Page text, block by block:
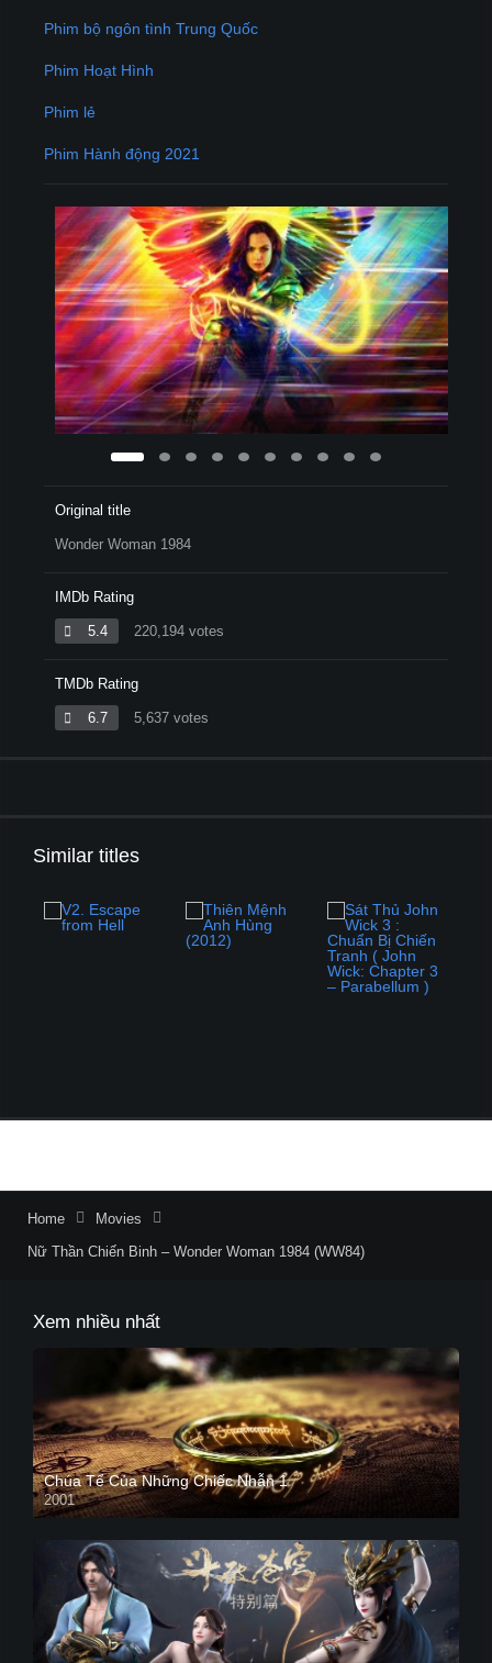
Phim bộ ngôn tình Trung Quốc
Phim Hoạt Hình
Phim lẻ
Phim Hành động 2021
Original title
Wonder Woman 1984
IMDb Rating
5.4 220,194 votes
TMDb Rating
6.7 5,637 votes
Similar titles
Home
Movies
Nữ Thần Chiến Binh – Wonder Woman 1984 (WW84)
Xem nhiều nhất
Chúa Tể Của Những Chiếc Nhẫn 1
2001